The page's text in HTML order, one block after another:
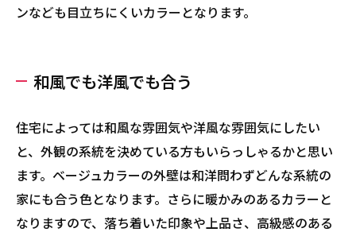
ンなども目立ちにくいカラーとなります。
和風でも洋風でも合う
住宅によっては和風な雰囲気や洋風な雰囲気にしたい
と、外観の系統を決めている方もいらっしゃるかと思い
ます。ベージュカラーの外壁は和洋問わずどんな系統の
家にも合う色となります。さらに暖かみのあるカラーと
なりますので、落ち着いた印象や上品さ、高級感のある